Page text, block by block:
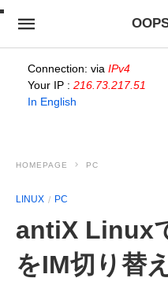
Connection: via IPv4
Your IP : 216.73.217.51
In English
HOMEPAGE PC
LINUX PC
antiX Linux
をIM切り替